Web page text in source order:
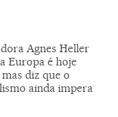
Agnes Heller
Europa é hoje
diz que o
ainda impera